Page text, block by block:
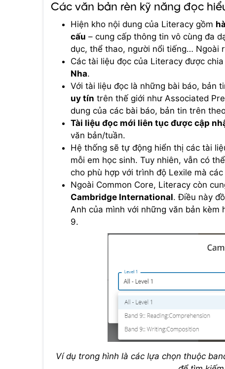
Các văn bản rèn kỹ năng đọc
Hiện kho nội dung của Literacy gồm
cấu – cung cấp thông tin vô cùng đa
dục, thể thao, người nổi tiếng… Ngoài
Các tài liệu đọc của Literacy được chia
Nha.
Với tài liệu đọc là những bài báo, bản
uy tín trên thế giới như Associated
dung của các bài báo, bản tin trên
Tài liệu đọc mới liên tục được cập
văn bản/tuần.
Hệ thống sẽ tự động hiển thị các tài
mỗi em học sinh. Tuy nhiên, vẫn có
cho phù hợp với trình độ Lexile mà
Ngoài Common Core, Literacy còn
Cambridge International. Điều này
Anh của mình với những văn bản
9.
Ví dụ trong hình là các lựa chọn thuộc